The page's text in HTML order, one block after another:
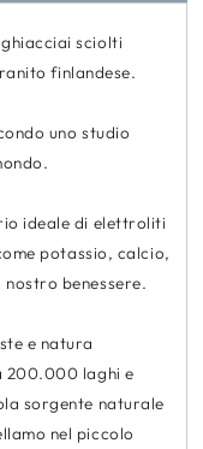
sciolti
finlandese.
uno studio
ideale di elettroliti
potassio, calcio,
nostro benessere.
e natura
200.000 laghi e
sorgente naturale
nel piccolo